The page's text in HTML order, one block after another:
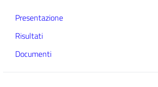
Presentazione
Risultati
Documenti